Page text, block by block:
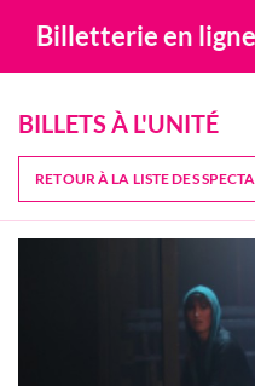
Billetterie en ligne
BILLETS À L'UNITÉ
RETOUR À LA LISTE DES